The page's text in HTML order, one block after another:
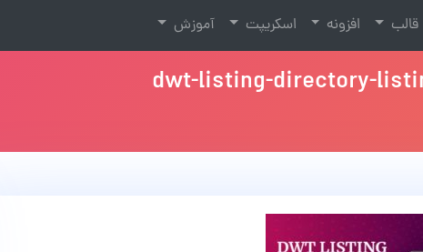
قالب افزونه اسکریپت آموزش
dwt-listing-directory-